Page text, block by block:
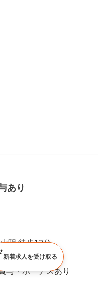
あり
駅 徒歩12分
与・ボーナスあり
新着求人を受け取る